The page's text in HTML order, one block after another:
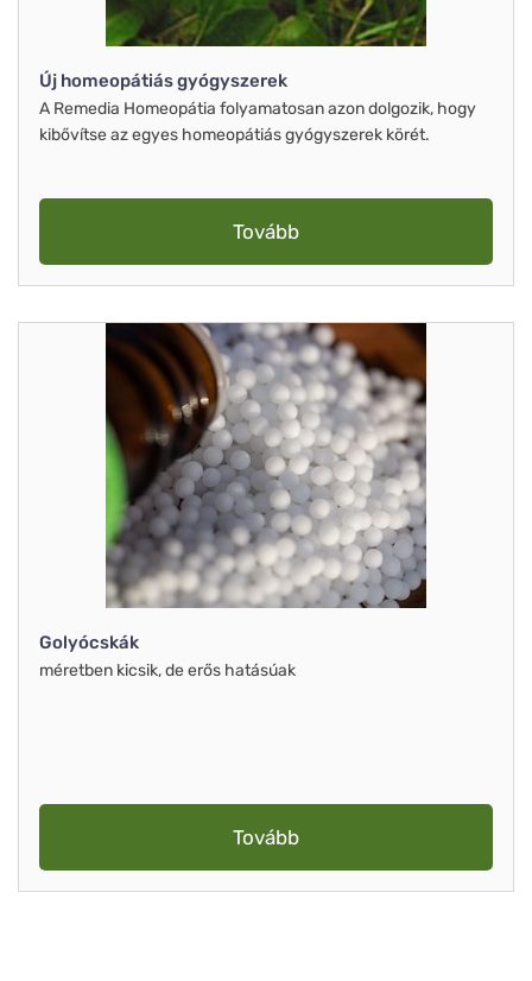
Új homeopátiás gyógyszerek
A Remedia Homeopátia folyamatosan azon dolgozik, hogy
kibővítse az egyes homeopátiás gyógyszerek körét.
Tovább
Golyócskák
méretben kicsik, de erős hatásúak
Tovább